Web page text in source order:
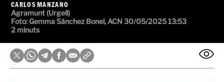
CARLOS MANZANO
Agramunt (Urgell)
Foto: Gemma Sánchez Bonel, ACN 30/05/2025 13:53
2 minuts